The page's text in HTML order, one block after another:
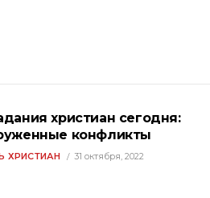
христиан сегодня:
конфликты
ХРИСТИАН 31 октября, 2022